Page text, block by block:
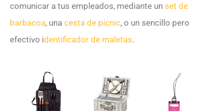
comunicar a tus empleados, mediante un set de
barbacoa, una cesta de pícnic, o un sencillo pero
efectivo identificador de maletas.